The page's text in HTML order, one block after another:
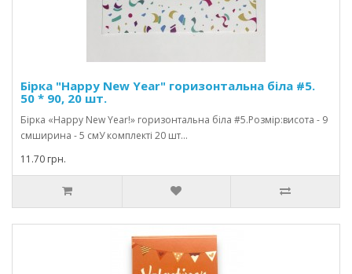
Бірка "Happy New Year" горизонтальна біла #5.
50 * 90, 20 шт.
Бірка «Happy New Year!» горизонтальна біла #5.Розмір:висота - 9
смширина - 5 смУ комплекті 20 шт...
11.70 грн.